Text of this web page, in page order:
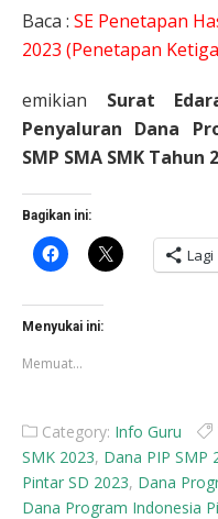
Baca : SE Penetapan
2023 (Penetapan
emikian Surat
Penyaluran Dana
SMP SMA SMK Tahun
Bagikan ini:
Klik
untuk
Facebook(Membuka
di
jendela
baru)
Klik
untuk
berbagi
Lagi
Menyukai ini:
Memuat...
Category: Info Guru
SMK 2023, Dana PIP SMP
Pintar SD 2023, Dana
Dana Program Indonesia